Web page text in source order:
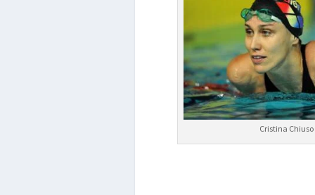
Cristina Chiuso